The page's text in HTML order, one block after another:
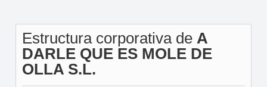
Estructura corporativa de A
DARLE QUE ES MOLE DE
OLLA S.L.